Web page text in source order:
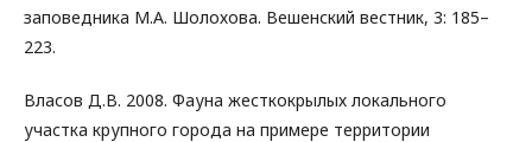
заповедника М.А. Шолохова. Вешенский вестник, 3: 185–
223.
Власов Д.В. 2008. Фауна жесткокрылых локального
участка крупного города на примере территории